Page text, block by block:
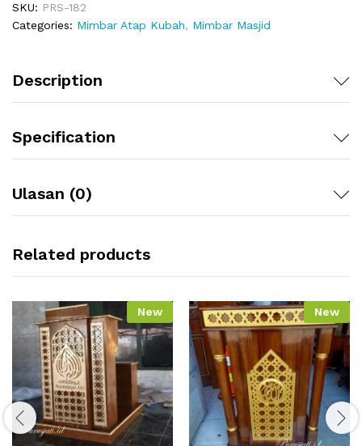
SKU: PRS-182
Categories: Mimbar Atap Kubah, Mimbar Masjid
Description
Specification
Ulasan (0)
Related products
New New